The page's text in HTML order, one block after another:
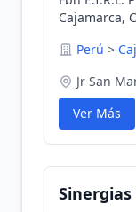
Cajamarca,
Perú >
Jr San
Ver Más
Sinergias